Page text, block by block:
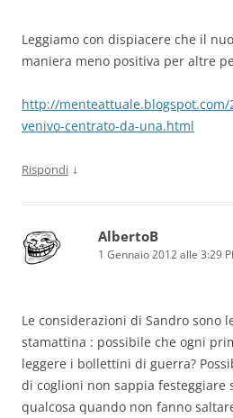
Leggiamo con dispiacere che il
maniera meno positiva per altre
http://
venivo-centrato-da-una.html
Rispondi ↓
AlbertoB
1 Gennaio 2012 alle 3:29
Le considerazioni di Sandro sono
stamattina : possibile che ogni
leggere i bollettini di guerra?
di coglioni non sappia festeggiare
qualcosa quando non fanno